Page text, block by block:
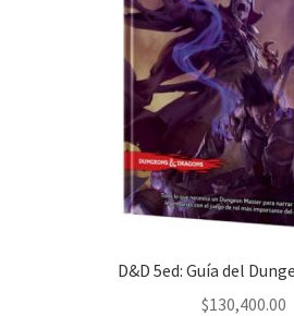
D&D 5ed: Guía del
$130,400.00